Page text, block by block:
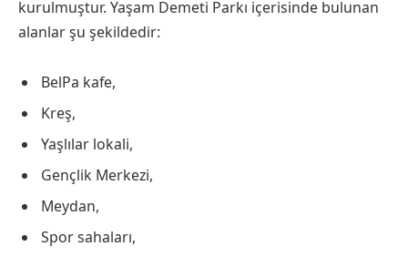
kurulmuştur. Yaşam Demeti Parkı içerisinde bulunan
alanlar şu şekildedir:
BelPa kafe,
Kreş,
Yaşlılar lokali,
Gençlik Merkezi,
Meydan,
Spor sahaları,